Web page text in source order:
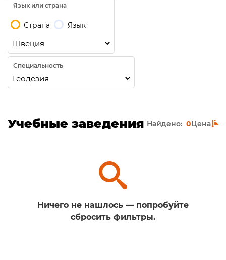
Язык или страна
Страна Язык
Специальность
Учебные заведения Найдено: 0Цена
Ничего не нашлось — попробуйте
сбросить фильтры.